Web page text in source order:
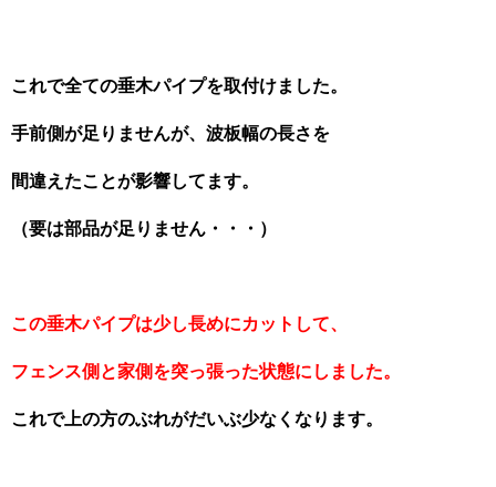
これで全ての垂木パイプを取付けました。
手前側が足りませんが、波板幅の長さを
間違えたことが影響してます。
（要は部品が足りません・・・）
この垂木パイプは少し長めにカットして、
フェンス側と家側を突っ張った状態にしました。
これで上の方のぶれがだいぶ少なくなります。